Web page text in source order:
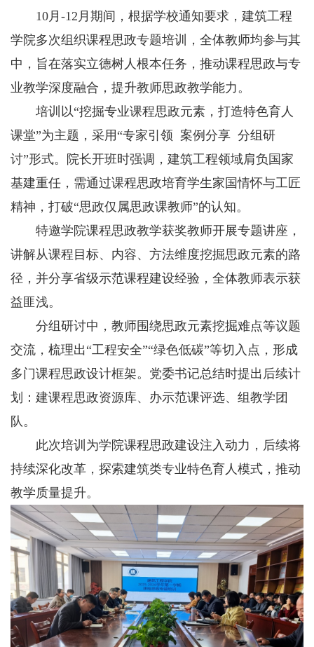
10月-12月期间，根据学校通知要求，建筑工程
学院多次组织课程思政专题培训，全体教师均参与其
中，旨在落实立德树人根本任务，推动课程思政与专
业教学深度融合，提升教师思政教学能力。
培训以“挖掘专业课程思政元素，打造特色育人
课堂”为主题，采用“专家引领 案例分享 分组研
讨”形式。院长开班时强调，建筑工程领域肩负国家
基建重任，需通过课程思政培育学生家国情怀与工匠
精神，打破“思政仅属思政课教师”的认知。
特邀学院课程思政教学获奖教师开展专题讲座，
讲解从课程目标、内容、方法维度挖掘思政元素的路
径，并分享省级示范课程建设经验，全体教师表示获
益匪浅。
分组研讨中，教师围绕思政元素挖掘难点等议题
交流，梳理出“工程安全”“绿色低碳”等切入点，形成
多门课程思政设计框架。党委书记总结时提出后续计
划：建课程思政资源库、办示范课评选、组教学团
队。
此次培训为学院课程思政建设注入动力，后续将
持续深化改革，探索建筑类专业特色育人模式，推动
教学质量提升。